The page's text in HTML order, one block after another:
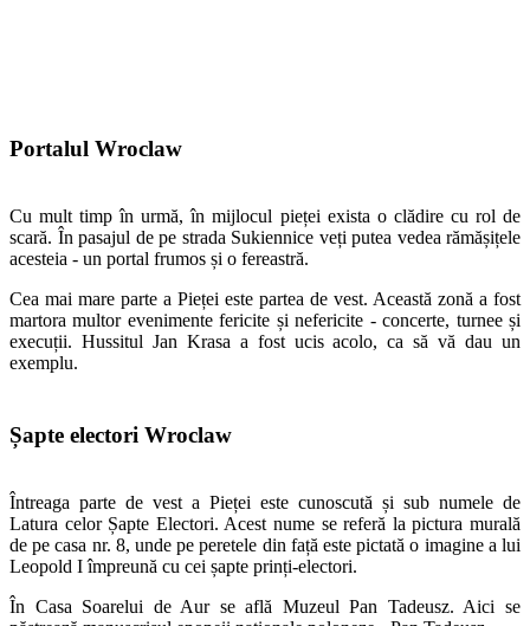
Portalul Wroclaw
Cu mult timp în urmă, în mijlocul pieței exista o clădire cu rol de
scară. În pasajul de pe strada Sukiennice veți putea vedea rămășițele
acesteia - un portal frumos și o fereastră.
Cea mai mare parte a Pieței este partea de vest. Această zonă a fost
martora multor evenimente fericite și nefericite - concerte, turnee și
execuții. Hussitul Jan Krasa a fost ucis acolo, ca să vă dau un
exemplu.
Șapte electori Wroclaw
Întreaga parte de vest a Pieței este cunoscută și sub numele de
Latura celor Șapte Electori. Acest nume se referă la pictura murală
de pe casa nr. 8, unde pe peretele din față este pictată o imagine a lui
Leopold I împreună cu cei șapte prinți-electori.
În Casa Soarelui de Aur se află Muzeul Pan Tadeusz. Aici se